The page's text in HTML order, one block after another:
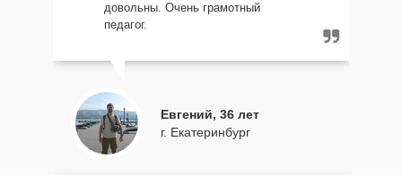
довольны. Очень грамотный
педагог.
Евгений, 36 лет
г. Екатеринбург